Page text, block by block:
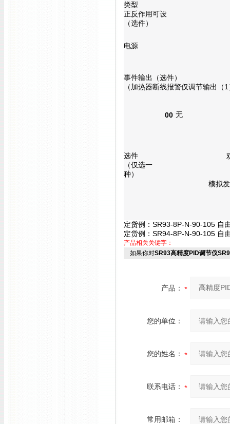
类型
正反作用可设
（选件）
电源
事件输出（选件）
（加热器断线报警仅调节输出 （
选件
（仅选一
种）
00 无
模拟
定货例： SR93-8P-N-90-105 自
定货例： SR94-8P-N-90-105 自
产品相关关键字：
如果你对SR93高精度PID调节仪
产品：
您的单位：
您的姓名：
联系电话：
常用邮箱：